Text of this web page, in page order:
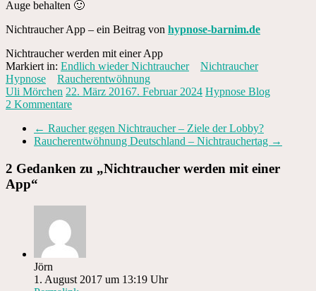
Auge behalten 🙂
Nichtraucher App – ein Beitrag von hypnose-barnim.de
Nichtraucher werden mit einer App
Markiert in: Endlich wieder Nichtraucher
Nichtraucher
Hypnose
Raucherentwöhnung
Uli Mörchen 22. März 20167. Februar 2024 Hypnose Blog
2 Kommentare
← Raucher gegen Nichtraucher – Ziele der Lobby?
Raucherentwöhnung Deutschland – Nichtrauchertag →
2 Gedanken zu „Nichtraucher werden mit einer
App“
Jörn
1. August 2017 um 13:19 Uhr